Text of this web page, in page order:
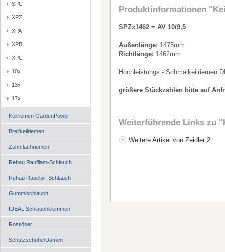
SPC
XPZ
XPA
XPB
XPC
10x
13x
17x
Keilriemen GardenPower
Breitkeilriemen
Zahnflachriemen
Rehau Raufilam-Schlauch
Rehau Rauclair-Schlauch
Gummischlauch
IDEAL Schlauchklemmen
Rostlöser
Schutzschuhe/Damen
Produktinformationen
SPZx1462 = AV 10/9,5
Außenlänge: 1475mm
Richtlänge: 1462mm
Hochleistungs - Schmalkeilriemen
größere Stückzahlen bitte auf
Weiterführende Links zu
Weitere Artikel von Zeidler 2